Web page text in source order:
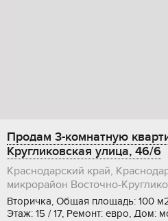
Продам 3-комнатную
Кругликовская улица, 46/6
Краснодарский край,
микрорайон Восточно-
Вторичка, Общая площадь: 100
Этаж: 15 / 17, Ремонт: евро, Дом: